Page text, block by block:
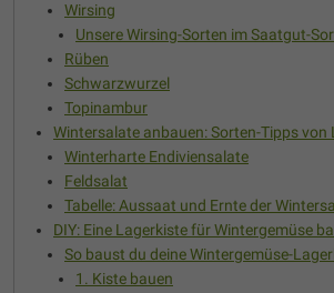
Wirsing
Unsere Wirsing-Sorten im Saatgut-
Rüben
Schwarzwurzel
Topinambur
Wintersalate anbauen: Sorten-Tipps von
Winterharte Endiviensalate
Feldsalat
Tabelle: Aussaat und Ernte der
DIY: Eine Lagerkiste für Wintergemüse
So baust du deine Wintergemüse-
1. Kiste bauen